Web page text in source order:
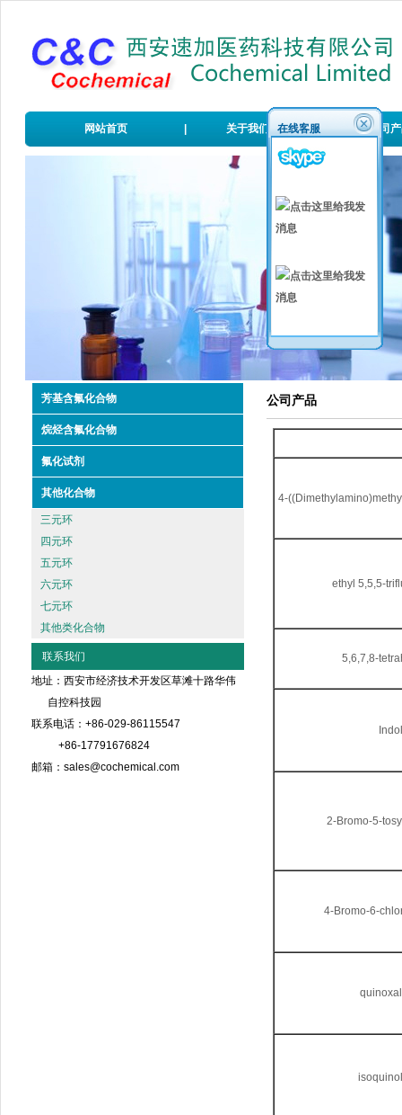
网站首页 关于我们 | 公司
在线客服
芳基含氟化合物
烷烃含氟化合物
氟化试剂
其他化合物
三元环
四元环
五元环
六元环
七元环
其他类化合物
联系我们
地址：西安市经济技术开发区草滩十路华伟
自控科技园
联系电话：+86-029-86115547
+86-17791676824
邮箱：sales@cochemical.com
公司产品
4-
ethyl 5,5,5-
5,6,7,8-
2-Bromo-5-
4-Bromo-6-